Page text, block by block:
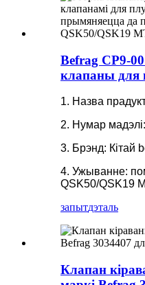
Befrag CP9-
клапаны для
1. Назва
2. Нумар
3. Брэнд: Кітай
4. Ужыванне:
QSK50/QSK19
запытдэталь
Клапан